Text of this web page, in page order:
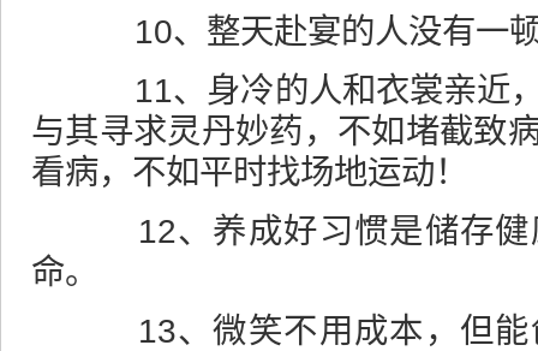
10、整天赴宴的人没有一
11、身冷的人和衣裳亲近，
与其寻求灵丹妙药，不如堵截致
看病，不如平时找场地运动！
12、养成好习惯是储存健
命。
13、微笑不用成本，但能